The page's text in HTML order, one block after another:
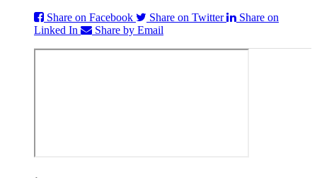
Share on Facebook
Share on Twitter
Share on
Linked In
Share by Email